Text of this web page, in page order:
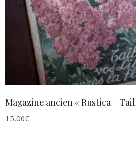
Magazine ancien « Rustica –
15,00€